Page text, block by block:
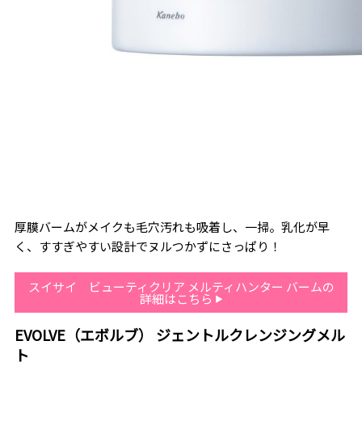
厚膜バームがメイクも毛穴汚れも吸着し、一掃。乳化が早
く、すすぎやすい設計でヌルつかずにさっぱり！
スイサイ ビューティクリア メルティハンター バームの
詳細はこちら
EVOLVE（エボルブ） ジェントルクレンジングメル
ト